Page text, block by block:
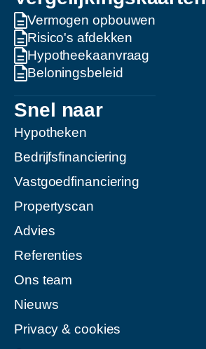
Vermogen opbouwen
Risico's afdekken
Hypotheekaanvraag
Beloningsbeleid
Snel naar
Hypotheken
Bedrijfsfinanciering
Vastgoedfinanciering
Propertyscan
Advies
Referenties
Ons team
Nieuws
Privacy & cookies